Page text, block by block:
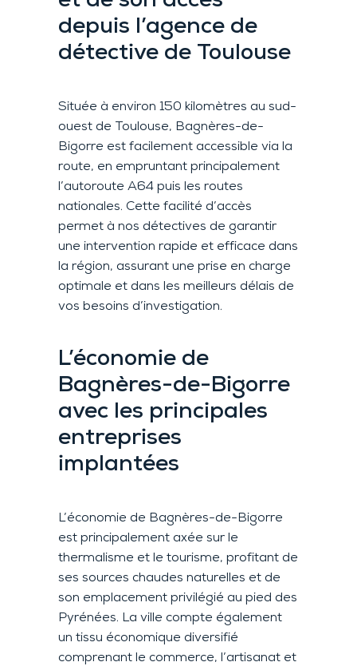
depuis l’agence de
détective de Toulouse
Située à environ 150 kilomètres au sud-
ouest de Toulouse, Bagnères-de-
Bigorre est facilement accessible via la
route, en empruntant principalement
l’autoroute A64 puis les routes
nationales. Cette facilité d’accès
permet à nos détectives de garantir
une intervention rapide et efficace dans
la région, assurant une prise en charge
optimale et dans les meilleurs délais de
vos besoins d’investigation.
L’économie de
Bagnères-de-Bigorre
avec les principales
entreprises
implantées
L’économie de Bagnères-de-Bigorre
est principalement axée sur le
thermalisme et le tourisme, profitant de
ses sources chaudes naturelles et de
son emplacement privilégié au pied des
Pyrénées. La ville compte également
un tissu économique diversifié
comprenant le commerce, l’artisanat et